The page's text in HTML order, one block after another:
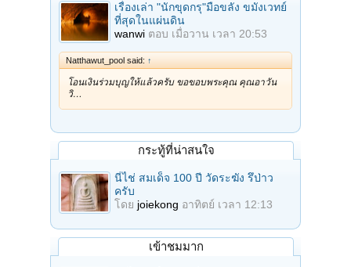
เรื่องเล่า "นักขุดกรุ"มือขลัง ขมังเวทย์
ที่สุดในแผ่นดิน
wanwi ตอบ เมื่อวาน เวลา 20:53
Natthawut_pool said: ↑
โอนเงินร่วมบุญให้แล้วครับ ขอขอบพระคุณ คุณอาวัน
วิ…
กระทู้ที่น่าสนใจ
นี่ไช่ สมเด็จ 100 ปี วัดระฆัง รึป่าว
ครับ
โดย joiekong อาทิตย์ เวลา 12:13
เข้าชมมาก